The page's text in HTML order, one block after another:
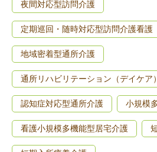
夜間対応型訪問介護
定期巡回・随時対応型訪問介護看護
地域密着型通所介護
通所リハビリテーション（デイケア）
認知症対応型通所介護 小規模
看護小規模多機能型居宅介護